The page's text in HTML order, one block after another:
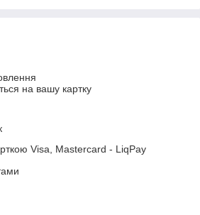
на вашу картку
Visa, Mastercard - LiqPay